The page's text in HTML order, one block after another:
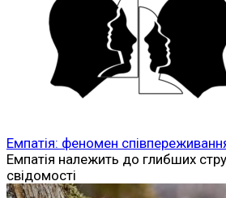
Емпатія: феномен
Емпатія належить до глибших
свідомості